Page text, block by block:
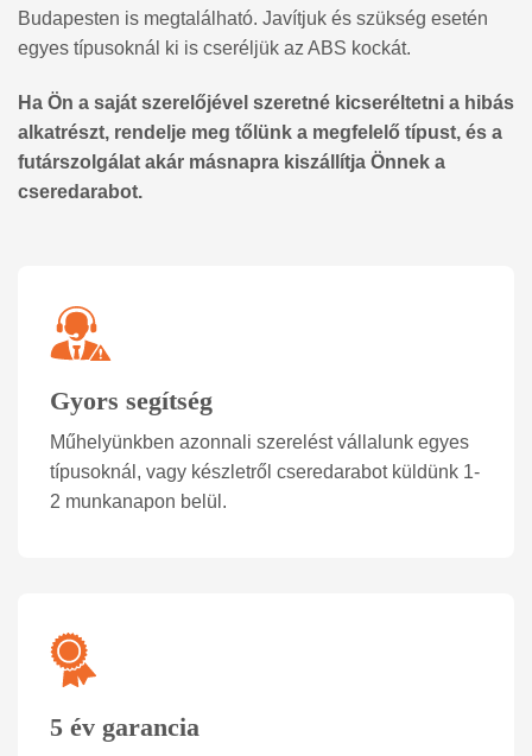
Budapesten is megtalálható. Javítjuk és szükség esetén
egyes típusoknál ki is cseréljük az ABS kockát.
Ha Ön a saját szerelőjével szeretné kicseréltetni a hibás
alkatrészt, rendelje meg tőlünk a megfelelő típust, és a
futárszolgálat akár másnapra kiszállítja Önnek a
cseredarabot.
Gyors segítség
Műhelyünkben azonnali szerelést vállalunk egyes
típusoknál, vagy készletről cseredarabot küldünk 1-
2 munkanapon belül.
5 év garancia